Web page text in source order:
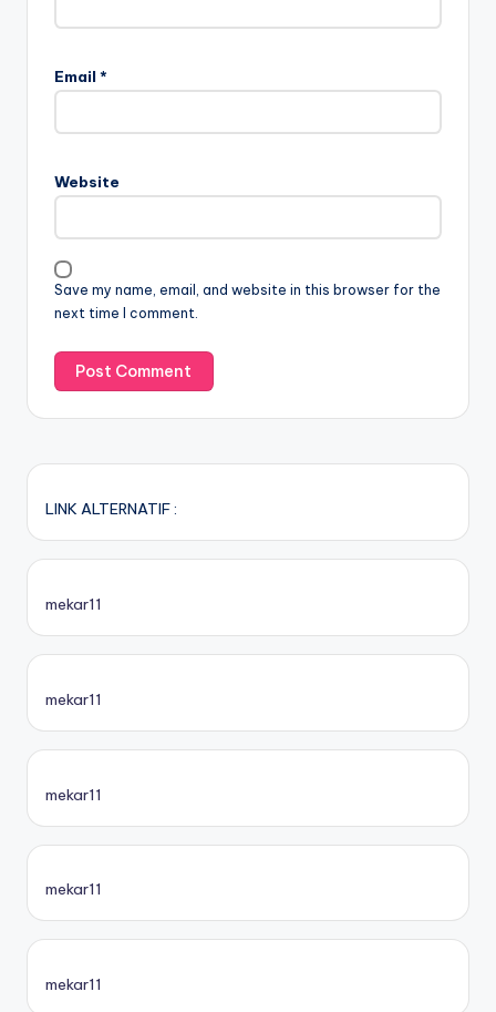
Email *
Website
Save my name, email, and website in this browser for the
next time I comment.
LINK ALTERNATIF :
mekar11
mekar11
mekar11
mekar11
mekar11